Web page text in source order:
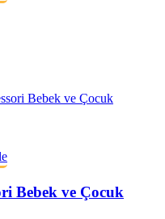
Bebek ve Çocuk